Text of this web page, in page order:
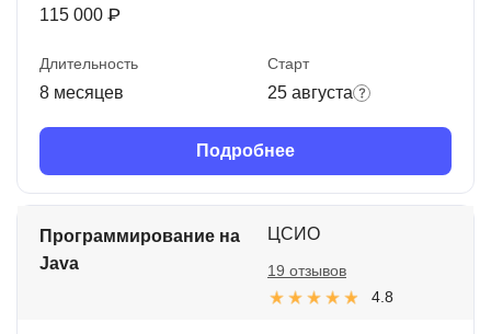
115 000 ₽
Длительность
8 месяцев
Старт
25 августа
Подробнее
Программирование на
Java
ЦСИО
4.8
19 отзывов